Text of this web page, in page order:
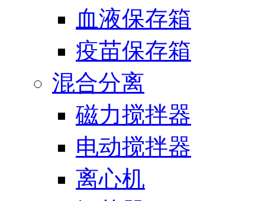
血液保存箱
疫苗保存箱
混合分离
磁力搅拌器
电动搅拌器
离心机